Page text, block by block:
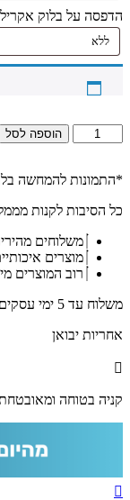
הדפסה על בלוק
כמות
של
-
אבסטרקט
חומות
ירושלים
או
מחוסמת
הוספה לסל
*התמונות להמחשה
כל הסיבות לקנות
משלוחים
מוצרים
רוב המוצרים
משלוח עד 5 ימי עסקים
אחריות יבואן
קניה בטוחה